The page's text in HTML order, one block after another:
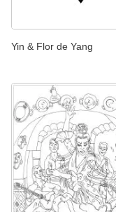
Yin & Flor de Yang